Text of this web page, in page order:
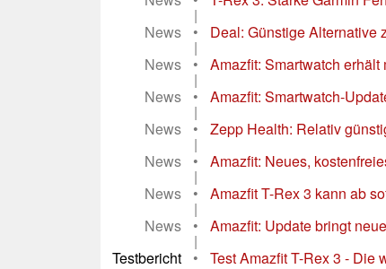
|
News
• Deal: Günstige Alternative
|
News
• Amazfit: Smartwatch
|
News
• Amazfit: Smartwatch-
|
News
• Zepp Health: Relativ
|
News
• Amazfit: Neues,
|
News
• Amazfit T-Rex 3 kann ab
|
News
• Amazfit: Update bringt
|
Testbericht
• Test Amazfit T-Rex 3 - Die